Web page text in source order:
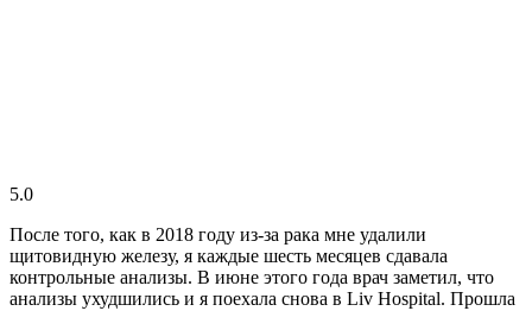
5.0
После того, как в 2018 году из-за рака мне удалили
щитовидную железу, я каждые шесть месяцев сдавала
контрольные анализы. В июне этого года врач заметил, что
анализы ухудшились и я поехала снова в Liv Hospital. Прошла